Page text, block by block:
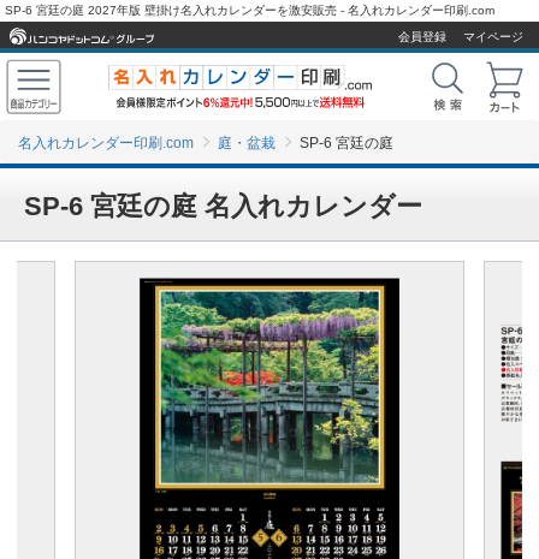
SP-6 宮廷の庭 2027年版 壁掛け名入れカレンダーを激安販売 - 名入れカレンダー印刷.com
会員登録
マイページ
名入れカレンダー印刷.com 庭・盆栽 SP-6 宮廷の庭
SP-6 宮廷の庭 名入れカレンダー